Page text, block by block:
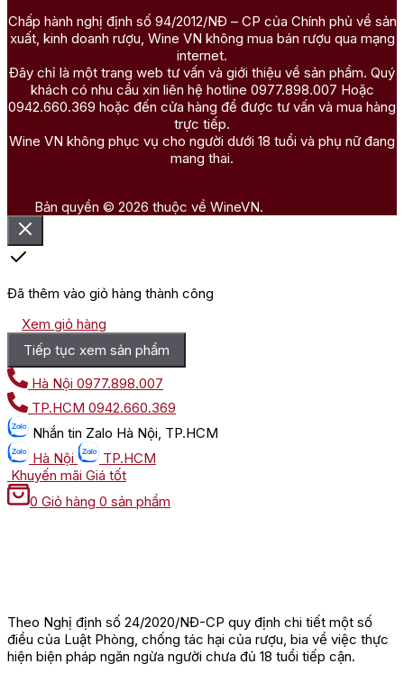
Chấp hành nghị định số 94/2012/NĐ – CP của Chính phủ về sản
xuất, kinh doanh rượu, Wine VN không mua bán rượu qua mạng
internet.
Đây chỉ là một trang web tư vấn và giới thiệu về sản phẩm. Quý
khách có nhu cầu xin liên hệ hotline 0977.898.007 Hoặc
0942.660.369 hoặc đến cửa hàng để được tư vấn và mua hàng
trực tiếp.
Wine VN không phục vụ cho người dưới 18 tuổi và phụ nữ đang
mang thai.
Bản quyền © 2026 thuộc về WineVN.
Đã thêm vào giỏ hàng thành công
Xem giỏ hàng
Tiếp tục xem sản phẩm
Hà Nội 0977.898.007
TP.HCM 0942.660.369
Nhắn tin Zalo Hà Nội, TP.HCM
Hà Nội
TP.HCM
Khuyến mãi Giá tốt
0 Giỏ hàng 0 sản phẩm
Theo Nghị định số 24/2020/NĐ-CP quy định chi tiết một số
điều của Luật Phòng, chống tác hại của rượu, bia về việc thực
hiện biện pháp ngăn ngừa người chưa đủ 18 tuổi tiếp cận.